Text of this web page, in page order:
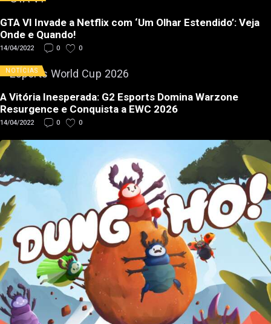
GTA VI Invade a Netflix com ‘Um Olhar Estendido’: Veja
Onde e Quando!
14/04/2022 0 0
NOTÍCIAS
A Vitória Inesperada: G2 Esports Domina Warzone
Resurgence e Conquista a EWC 2026
14/04/2022 0 0